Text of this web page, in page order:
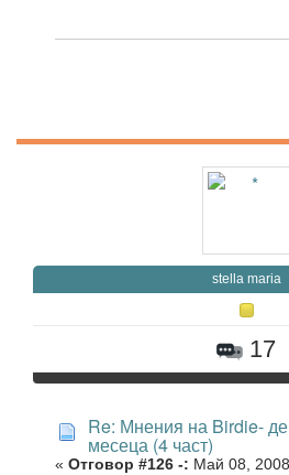
stella maria
17
Re: Мнения на Birdie-
месеца (4 част)
« Отговор #126 -: Май 08,